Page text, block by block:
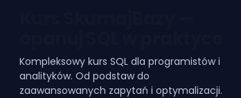
Kompleksowy kurs SQL dla programistów i
analityków. Od podstaw do
zaawansowanych zapytań i optymalizacji.